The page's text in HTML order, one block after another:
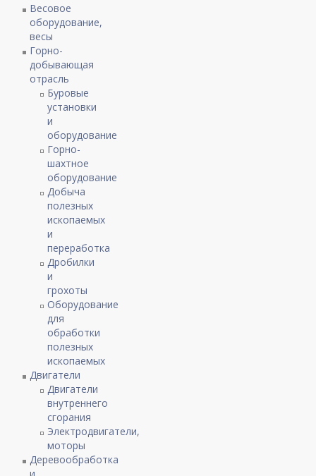
Весовое
оборудование,
весы
Горно-
добывающая
отрасль
Буровые
установки
и
оборудование
Горно-
шахтное
оборудование
Добыча
полезных
ископаемых
и
переработка
Дробилки
и
грохоты
Оборудование
для
обработки
полезных
ископаемых
Двигатели
Двигатели
внутреннего
сгорания
Электродвигатели,
моторы
Деревообработка
и